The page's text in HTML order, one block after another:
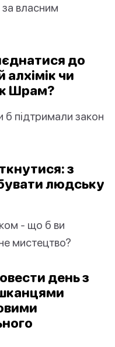
власним
до
алхімік чи
Шрам?
б підтримали закон
з
людську
- що б ви
мистецтво?
день з